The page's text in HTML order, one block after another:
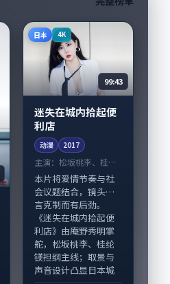
日本 4K
99:43
迷失在城内拾起便
利店
动漫 2017
主演：松坂桃李、桂纶
镁 等
本片将爱情节奏与社
会议题结合，镜头语
言克制而有后劲。
《迷失在城内拾起便
利店》由庵野秀明掌
舵，松坂桃李、桂纶
镁担纲主线；取景与
声音设计凸显日本城